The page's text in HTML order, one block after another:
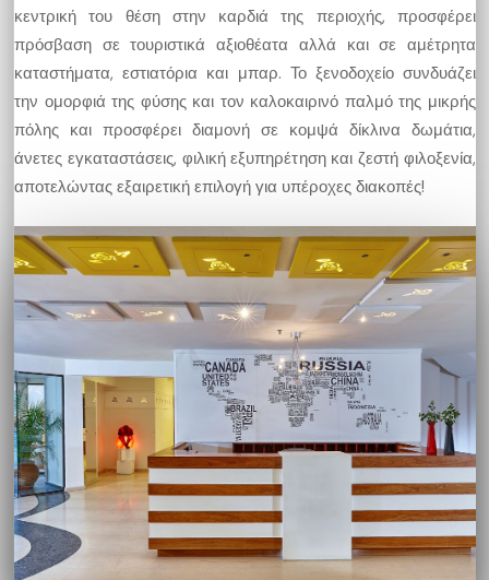
κεντρική του θέση στην καρδιά της περιοχής, προσφέρει
πρόσβαση σε τουριστικά αξιοθέατα αλλά και σε αμέτρητα
καταστήματα, εστιατόρια και μπαρ. Το ξενοδοχείο συνδυάζει
την ομορφιά της φύσης και τον καλοκαιρινό παλμό της μικρής
πόλης και προσφέρει διαμονή σε κομψά δίκλινα δωμάτια,
άνετες εγκαταστάσεις, φιλική εξυπηρέτηση και ζεστή φιλοξενία,
αποτελώντας εξαιρετική επιλογή για υπέροχες διακοπές!